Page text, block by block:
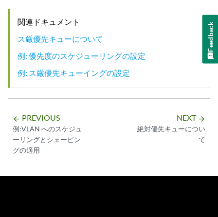
関連ドキュメント
ス厳優先キューについて
例: 優先度のスケジューリングの設定
例: ス厳優先キューイングの設定
arrow_backward PREVIOUS
例:VLAN へのスケジュ
ーリングとシェーピン
グの適用
NEXT arrow_forward
絶対優先キューについ
て
Feedback